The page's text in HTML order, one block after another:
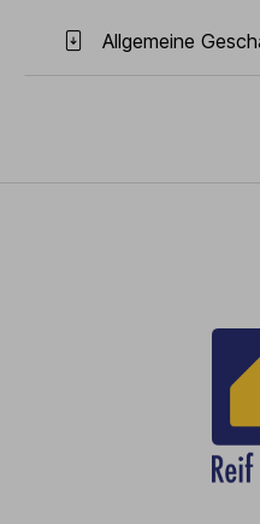
Allgemeine